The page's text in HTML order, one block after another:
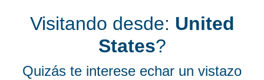
Aprenda Cómo
Visitando desde: United
States?
Quizás te interese echar un vistazo